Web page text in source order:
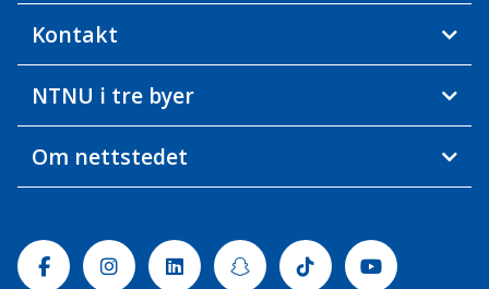
Kontakt
NTNU i tre byer
Om nettstedet
FacebookInstagramLinkedinSnapchatTiktok Youtube